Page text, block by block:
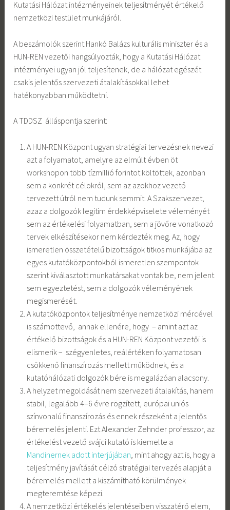
Kutatási Hálózat intézményeinek teljesítményét értékelő
nemzetközi testület munkájáról.
A beszámolók szerint Hankó Balázs kulturális miniszter és a
HUN-REN vezetői hangsúlyozták, hogy a Kutatási Hálózat
intézményei ugyan jól teljesítenek, de a hálózat egészét
csakis jelentős szervezeti átalakításokkal lehet
hatékonyabban működtetni.
A TDDSZ álláspontja szerint:
A HUN-REN Központ ugyan stratégiai tervezésnek nevezi
azt a folyamatot, amelyre az elmúlt évben öt
workshopon több tízmillió forintot költöttek, azonban
sem a konkrét célokról, sem az azokhoz vezető
tervezett útról nem tudunk semmit. A Szakszervezet,
azaz a dolgozók legitim érdekképviselete véleményét
sem az értékelési folyamatban, sem a jövőre vonatkozó
tervek elkészítésekor nem kérdezték meg. Az, hogy
ismeretlen összetételű bizottságok titkos munkájába az
egyes kutatóközpontokból ismeretlen szempontok
szerint kiválasztott munkatársakat vontak be, nem jelent
sem egyeztetést, sem a dolgozók véleményének
megismerését.
A kutatóközpontok teljesítménye nemzetközi mércével
is számottevő, annak ellenére, hogy – amint azt az
értékelő bizottságok és a HUN-REN Központ vezetői is
elismerik – szégyenletes, reálértéken folyamatosan
csökkenő finanszírozás mellett működnek, és a
kutatóhálózati dolgozók bére is megalázóan alacsony.
A helyzet megoldását nem szervezeti átalakítás, hanem
stabil, legalább 4–6 évre rögzített, európai uniós
színvonalú finanszírozás és ennek részeként a jelentős
béremelés jelenti. Ezt Alexander Zehnder professzor, az
értékelést vezető svájci kutató is kiemelte a
Mandinernek adott interjújában, mint ahogy azt is, hogy a
teljesítmény javítását célzó stratégiai tervezés alapját a
béremelés mellett a kiszámítható körülmények
megteremtése képezi.
A nemzetközi értékelés jelentéseiben visszatérő elem,